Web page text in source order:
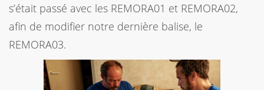
s’était passé avec les REMORA01 et REMORA02,
afin de modifier notre dernière balise, le
REMORA03.